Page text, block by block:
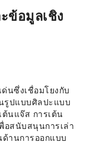
ข้อมูลเชิง
นซึ่งเชื่อมโยงกับ
รูปแบบศิลปะแบบ
นแจ๊ส การเต้น
อสนับสนุนการเล่า
ด้านการออกแบบ